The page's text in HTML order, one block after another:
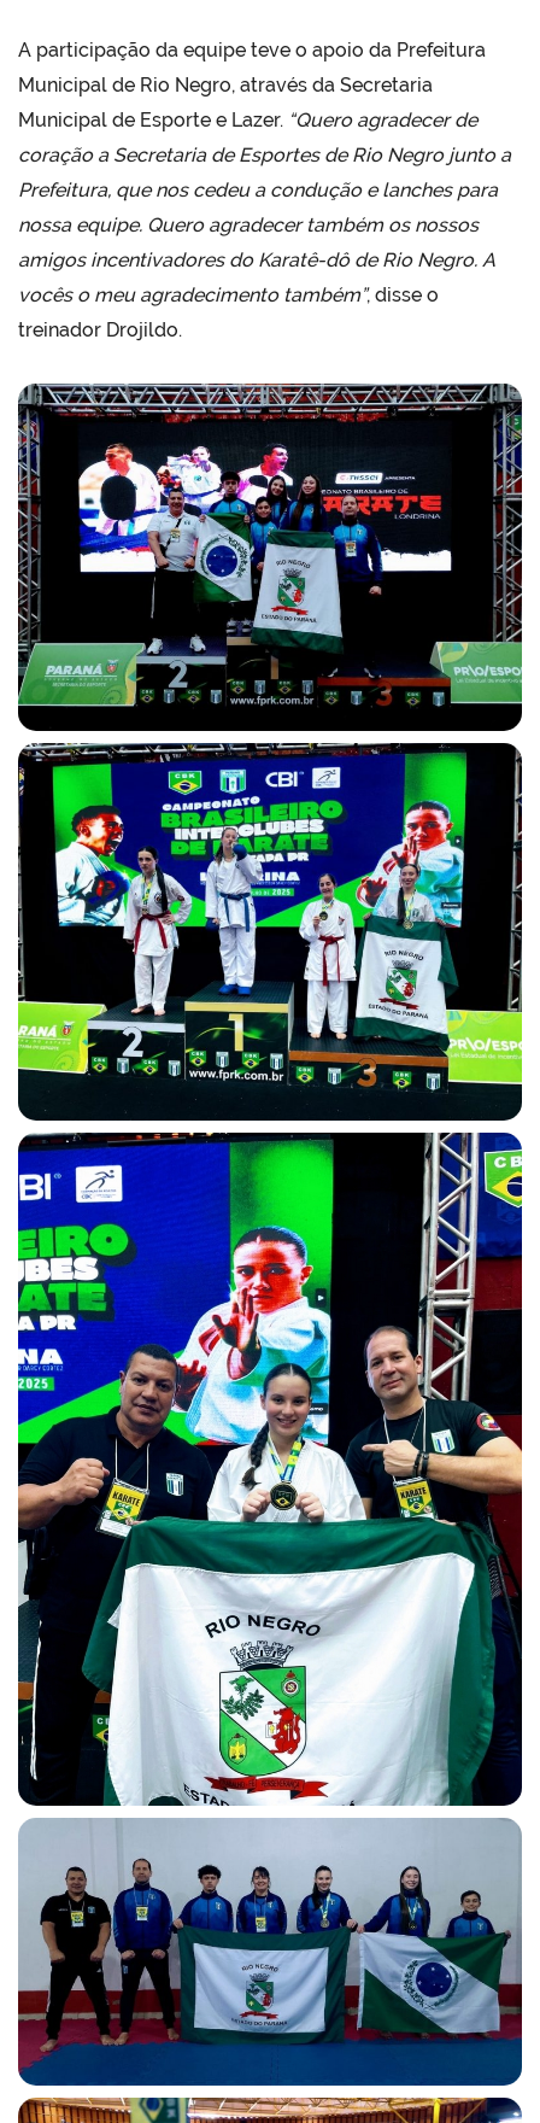
A participação da equipe teve o apoio da Prefeitura
Municipal de Rio Negro, através da Secretaria
Municipal de Esporte e Lazer. “Quero agradecer de
coração a Secretaria de Esportes de Rio Negro junto a
Prefeitura, que nos cedeu a condução e lanches para
nossa equipe. Quero agradecer também os nossos
amigos incentivadores do Karatê-dô de Rio Negro. A
vocês o meu agradecimento também”, disse o
treinador Drojildo.